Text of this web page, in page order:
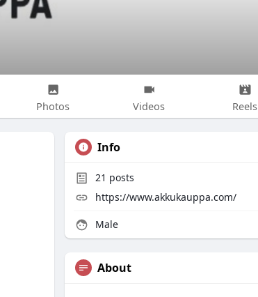
Photos Videos Reels
Info
21 posts
https://www.akkukauppa.com/
Male
About